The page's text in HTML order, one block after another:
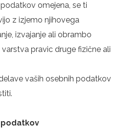
omejena, se ti
z izjemo njihovega
izvajanje ali obrambo
pravic druge fizične ali
vaših osebnih podatkov